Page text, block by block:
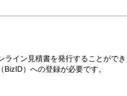
イン見積書を発行することができ
）への登録が必要です。